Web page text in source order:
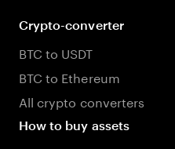
Crypto-converter
BTC to USDT
BTC to Ethereum
All crypto converters
How to buy assets